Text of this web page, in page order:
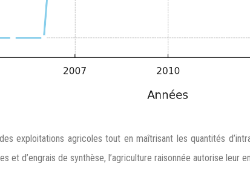
exploitations agricoles tout en maîtrisant les quantités
et d’engrais de synthèse, l’agriculture raisonnée autorise leur